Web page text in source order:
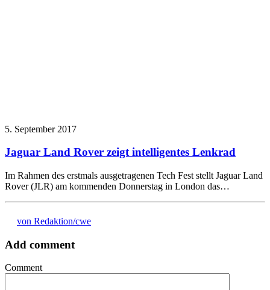
5. September 2017
Jaguar Land Rover zeigt intelligentes Lenkrad
Im Rahmen des erstmals ausgetragenen Tech Fest stellt Jaguar Land
Rover (JLR) am kommenden Donnerstag in London das…
von Redaktion/cwe
Add comment
Comment